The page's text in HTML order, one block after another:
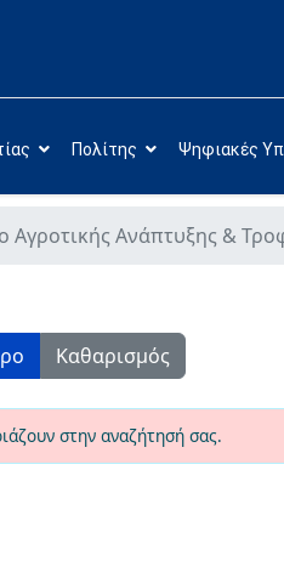
Πολίτης Ψηφιακές
Αγροτικής Ανάπτυξης &
Καθαρισμός
στην αναζήτησή σας.